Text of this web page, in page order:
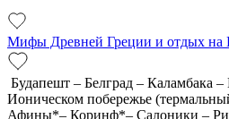
Мифы Древней Греции и отдых на
Будапешт – Белград – Каламбака
Ионическом побережье
Афины*– Коринф*– Салоники –